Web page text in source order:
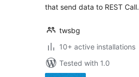
that send data to REST Call.
twsbg
10+ active installations
Tested with 1.0